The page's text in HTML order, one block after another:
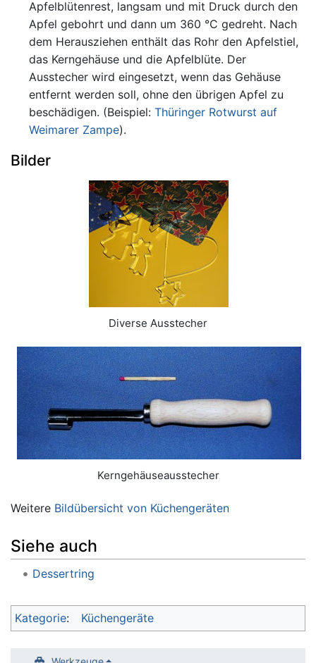
Apfelblütenrest, langsam und mit Druck durch den
Apfel gebohrt und dann um 360 °C gedreht. Nach
dem Herausziehen enthält das Rohr den Apfelstiel,
das Kerngehäuse und die Apfelblüte. Der
Ausstecher wird eingesetzt, wenn das Gehäuse
entfernt werden soll, ohne den übrigen Apfel zu
beschädigen. (Beispiel: Thüringer Rotwurst auf
Weimarer Zampe).
Bilder
Diverse Ausstecher
Kerngehäuseausstecher
Weitere Bildübersicht von Küchengeräten
Siehe auch
Dessertring
Kategorie: Küchengeräte